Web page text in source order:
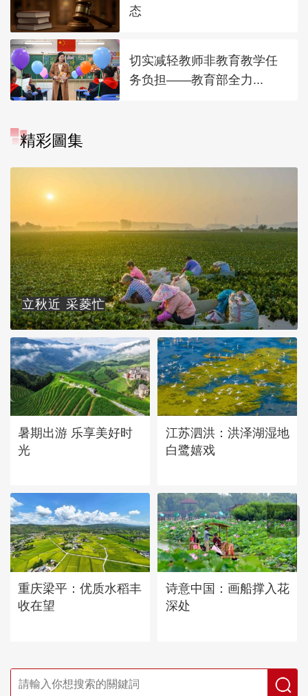
态
切实减轻教师非教育教学任
务负担——教育部全力...
精彩圖集
立秋近 采菱忙
暑期出游 乐享美好时
光
江苏泗洪：洪泽湖湿地
白鹭嬉戏
重庆梁平：优质水稻丰
收在望
诗意中国：画船撑入花
深处